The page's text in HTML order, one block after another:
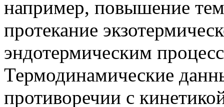
например, повышение
протекание
эндотермическим
Термодинамические
противоречии с